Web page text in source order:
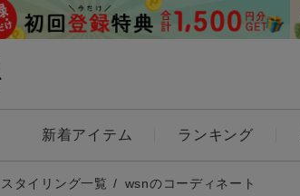
新着アイテム ランキング
キーワード
スタイリング一覧 wsnのコーディネート